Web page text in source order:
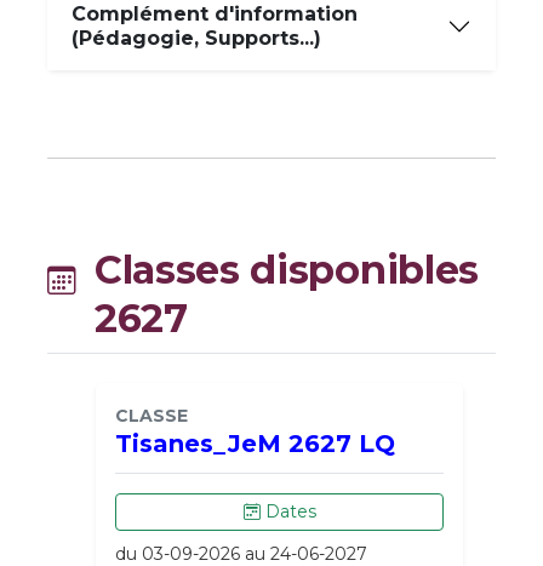
Complément d'information
(Pédagogie, Supports...)
Classes disponibles
2627
CLASSE
Tisanes_JeM 2627 LQ
Dates
du 03-09-2026 au 24-06-2027